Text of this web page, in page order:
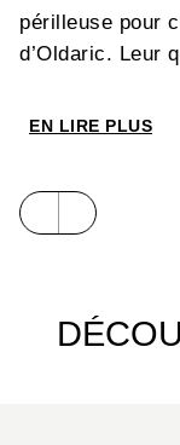
périlleuse pour
d’Oldaric. Leur
secrets d’un
comprennent
certaines
EN LIRE PLUS